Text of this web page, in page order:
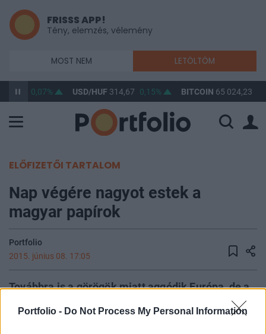
Portfolio - Do Not Process My Personal Information
FRISSS APP!
Tény, elemzés, vélemény
MOST NEM LETÖLTÖM
0,07% USD/HUF 314,67 0,15% BITCOIN 65 024,23
ELŐFIZETŐI TARTALOM
Nap végére nagyot estek a
magyar papírok
Portfolio
2015. június 08. 17:05
Továbbra is a görögök miatt aggódik Európa, de a
gyakorolt a pesszimista hangulatra, a nyugati